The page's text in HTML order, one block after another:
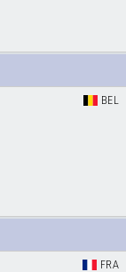
BEL
FRA